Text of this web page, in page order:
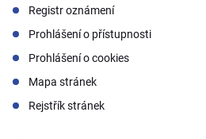
Registr oznámení
Prohlášení o přístupnosti
Prohlášení o cookies
Mapa stránek
Rejstřík stránek